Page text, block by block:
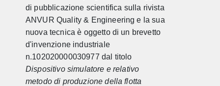
di pubblicazione scientifica sulla rivista
ANVUR Quality & Engineering e la sua
nuova tecnica è oggetto di un brevetto
d'invenzione industriale
n.102020000030977 dal titolo
Dispositivo simulatore e relativo
metodo di produzione della flotta